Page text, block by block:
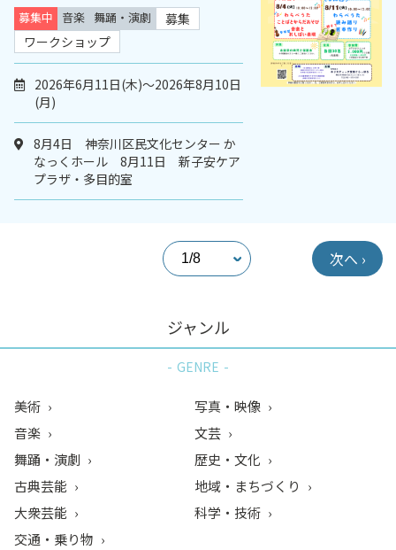
募集中 音楽 舞踊・演劇
募集
ワークショップ
2026年6月11日(木)～2026年8月10日
(月)
8月4日 神奈川区民文化センター か
なっくホール 8月11日 新子安ケア
プラザ・多目的室
次へ ›
ジャンル
GENRE
美術
音楽
舞踊・演劇
古典芸能
大衆芸能
写真・映像
文芸
歴史・文化
地域・まちづくり
科学・技術
交通・乗り物